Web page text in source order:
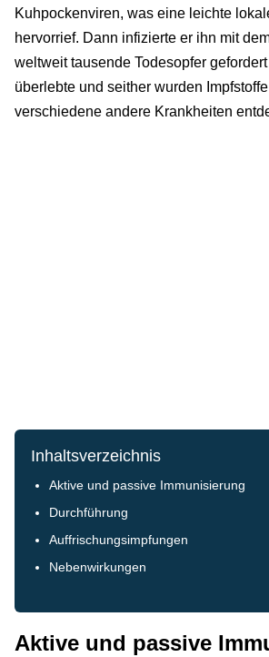
Kuhpockenviren, was eine leichte
hervorrief. Dann infizierte er ihn mit
weltweit tausende Todesopfer
überlebte und seither wurden
verschiedene andere Krankheiten
Inhaltsverzeichnis
Aktive und passive Immunisierung
Durchführung
Auffrischungsimpfungen
Nebenwirkungen
Aktive und passive